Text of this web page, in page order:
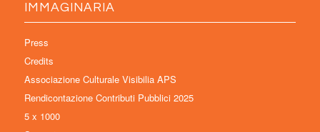
IMMAGINARIA
Press
Credits
Associazione Culturale Visibilia APS
Rendicontazione Contributi Pubblici 2025
5 x 1000